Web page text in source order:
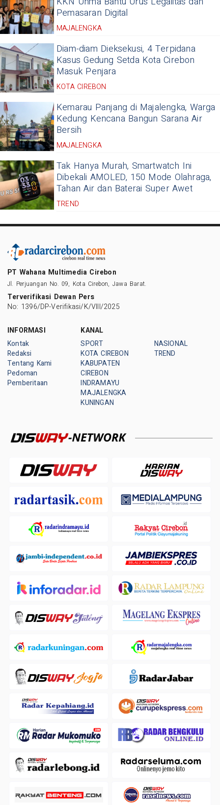
Pemasaran Digital
MAJALENGKA
Diam-diam Dieksekusi, 4 Terpidana
Kasus Gedung Setda Kota Cirebon
Masuk Penjara
KOTA CIREBON
Kemarau Panjang di Majalengka, Warga
Kedung Kencana Bangun Sarana Air
Bersih
MAJALENGKA
Tak Hanya Murah, Smartwatch Ini
Dibekali AMOLED, 150 Mode Olahraga,
Tahan Air dan Baterai Super Awet
TREND
PT Wahana Multimedia Cirebon
Jl. Perjuangan No. 09, Kota Cirebon, Jawa Barat.
Terverifikasi Dewan Pers
No: 1396/DP-Verifikasi/K/VIII/2025
INFORMASI
Kontak
Redaksi
Tentang Kami
Pedoman
Pemberitaan
KANAL
SPORT
KOTA CIREBON
KABUPATEN
CIREBON
INDRAMAYU
MAJALENGKA
KUNINGAN
NASIONAL
TREND